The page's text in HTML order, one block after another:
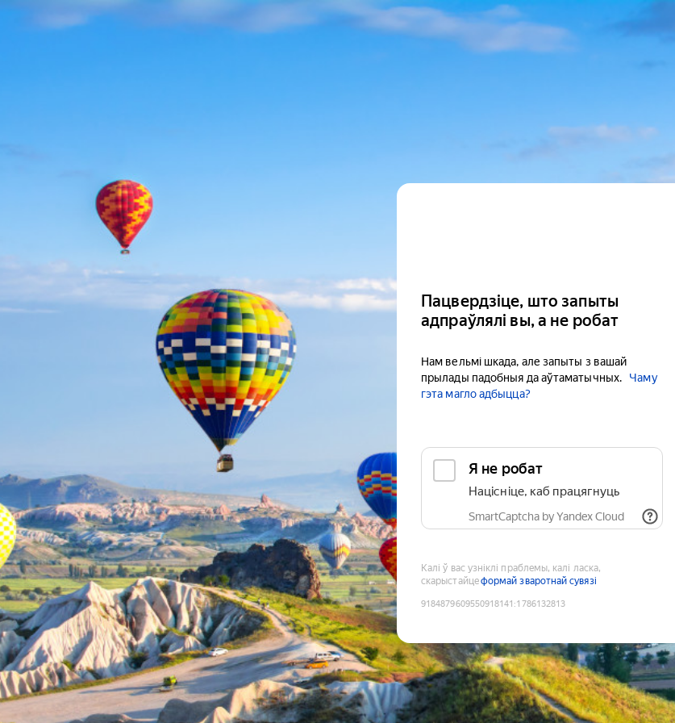
Пацвердзіце, што запыты
адпраўлялі вы, а не робат
Нам вельмі шкада, але запыты з вашай
прылады падобныя да аўтаматычных.
Чаму
гэта магло адбыцца?
Я не робат
Націсніце, каб працягнуць
SmartCaptcha by Yandex Cloud
Калі ў вас узніклі праблемы, калі ласка,
скарыстайцеформай зваротнай сувязі
9184879609550918141 :1786132813